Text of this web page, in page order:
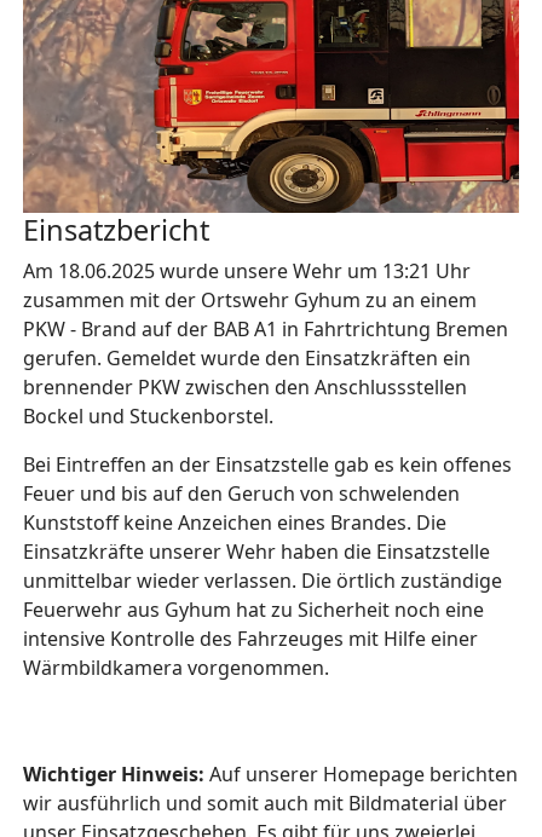
Einsatzbericht
Am 18.06.2025 wurde unsere Wehr um 13:21 Uhr
zusammen mit der Ortswehr Gyhum zu an einem
PKW - Brand auf der BAB A1 in Fahrtrichtung Bremen
gerufen. Gemeldet wurde den Einsatzkräften ein
brennender PKW zwischen den Anschlussstellen
Bockel und Stuckenborstel.
Bei Eintreffen an der Einsatzstelle gab es kein offenes
Feuer und bis auf den Geruch von schwelenden
Kunststoff keine Anzeichen eines Brandes. Die
Einsatzkräfte unserer Wehr haben die Einsatzstelle
unmittelbar wieder verlassen. Die örtlich zuständige
Feuerwehr aus Gyhum hat zu Sicherheit noch eine
intensive Kontrolle des Fahrzeuges mit Hilfe einer
Wärmbildkamera vorgenommen.
Wichtiger Hinweis: Auf unserer Homepage berichten
wir ausführlich und somit auch mit Bildmaterial über